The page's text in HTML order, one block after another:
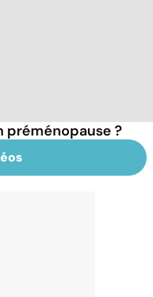
préménopause ?